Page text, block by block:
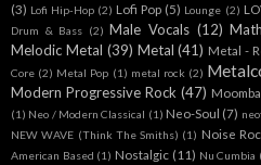
(3) Lofi Hip-Hop (2) Lofi Pop (5) Lounge (2)
Drum & Bass (2) Male Vocals (12)
Melodic Metal (39) Metal (41) Metal -
Core (2) Metal Pop (1) metal rock (2)
Modern Progressive Rock (47)
(1) Neo / Modern Classical (1) Neo-Soul (7)
NEW WAVE (Think The Smiths) (1) Noise
American Based (1) Nostalgic (11) Nu Cumbia